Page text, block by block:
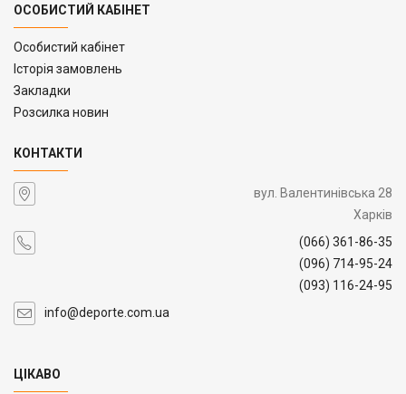
ОСОБИСТИЙ КАБІНЕТ
Особистий кабінет
Історія замовлень
Закладки
Розсилка новин
КОНТАКТИ
вул. Валентинівська 28
Харків
(066) 361-86-35
(096) 714-95-24
(093) 116-24-95
info@deporte.com.ua
ЦІКАВО